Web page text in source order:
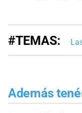
#TEMAS:
Además